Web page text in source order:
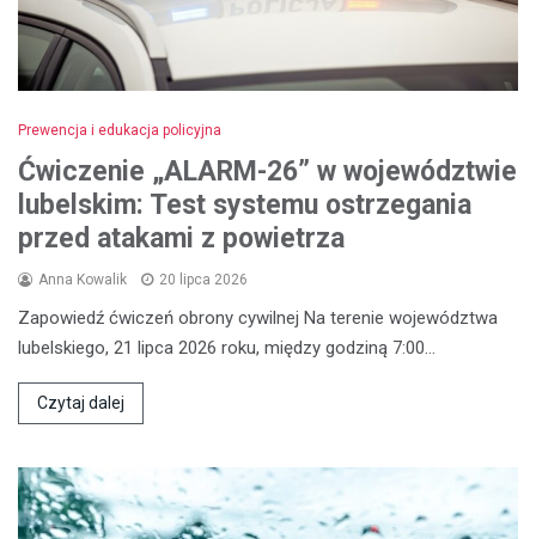
Prewencja i edukacja policyjna
Ćwiczenie „ALARM-26” w województwie
lubelskim: Test systemu ostrzegania
przed atakami z powietrza
Anna Kowalik 20 lipca 2026
Zapowiedź ćwiczeń obrony cywilnej Na terenie województwa
lubelskiego, 21 lipca 2026 roku, między godziną 7:00…
Czytaj dalej